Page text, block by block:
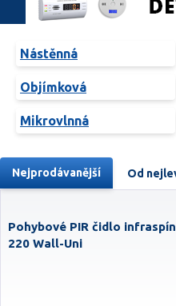
Nástěnná
Objímková
Mikrovlnná
Nejprodávanější Od
Pohybové PIR čidlo
220 Wall-Uni